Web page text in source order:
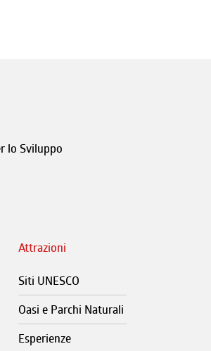
lo Sviluppo
Attrazioni
Siti UNESCO
Oasi e Parchi Naturali
Esperienze